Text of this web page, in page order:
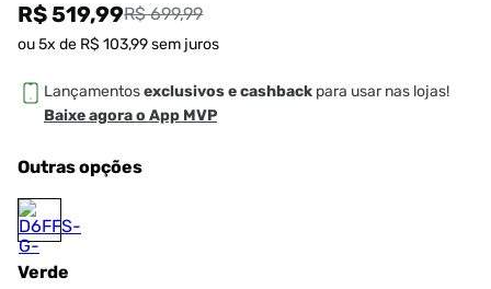
R$ 519,99R$ 699,99
ou5x de R$ 103,99sem juros
Lançamentosexclusivos e cashback para usar nas lojas!
Baixe agora o App MVP
Outras opções
Verde